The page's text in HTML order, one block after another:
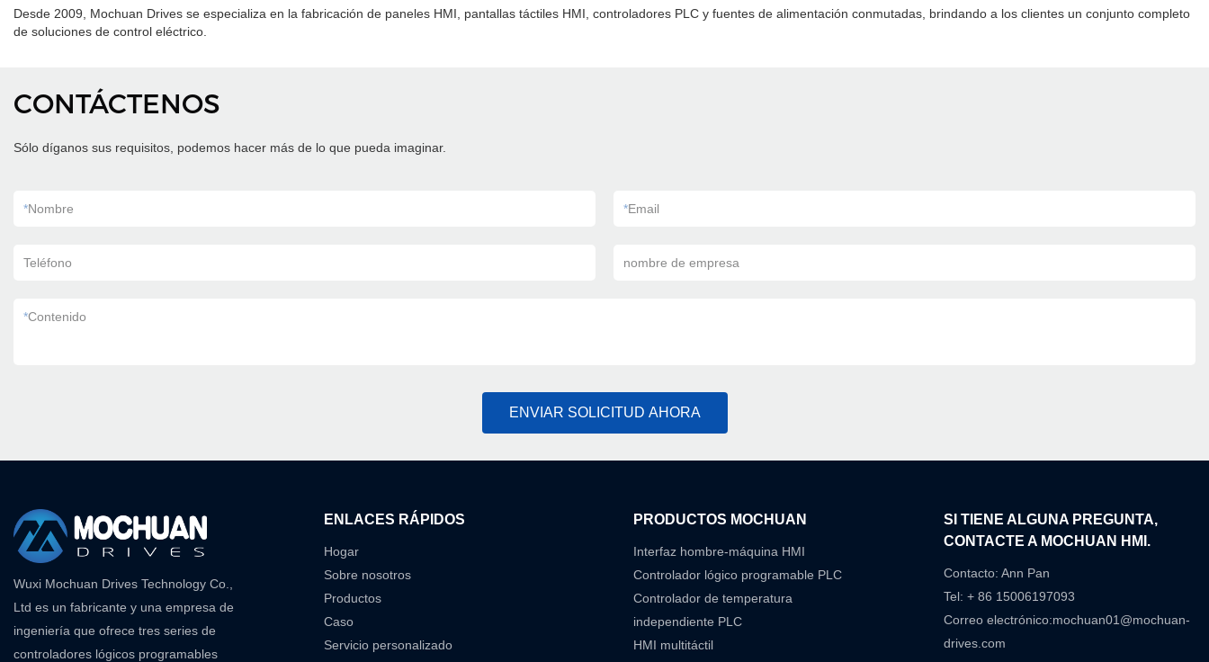
Desde 2009, Mochuan Drives se especializa en la fabricación de paneles HMI, pantallas táctiles HMI, controladores PLC y fuentes de alimentación conmutadas, brindando a los clientes un conjunto completo
de soluciones de control eléctrico.
CONTÁCTENOS
Sólo díganos sus requisitos, podemos hacer más de lo que pueda imaginar.
*Nombre *Email
Teléfono nombre de empresa
*Contenido
ENVIAR SOLICITUD AHORA
Wuxi Mochuan Drives Technology Co.,
Ltd es un fabricante y una empresa de
ingeniería que ofrece tres series de
controladores lógicos programables
ENLACES RÁPIDOS
Hogar
Sobre nosotros
Productos
Caso
Servicio personalizado
PRODUCTOS MOCHUAN
Interfaz hombre-máquina HMI
Controlador lógico programable PLC
Controlador de temperatura
independiente PLC
HMI multitáctil
SI TIENE ALGUNA PREGUNTA,
CONTACTE A MOCHUAN HMI.
Contacto: Ann Pan
Tel: + 86 15006197093
Correo electrónico:mochuan01@mochuan-
drives.com